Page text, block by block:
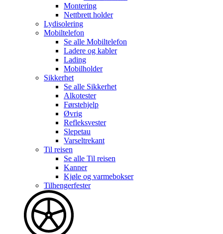
Montering
Nettbrett holder
Lydisolering
Mobiltelefon
Se alle Mobiltelefon
Ladere og kabler
Lading
Mobilholder
Sikkerhet
Se alle Sikkerhet
Alkotester
Førstehjelp
Øvrig
Refleksvester
Slepetau
Varseltrekant
Til reisen
Se alle Til reisen
Kanner
Kjøle og varmebokser
Tilhengerfester